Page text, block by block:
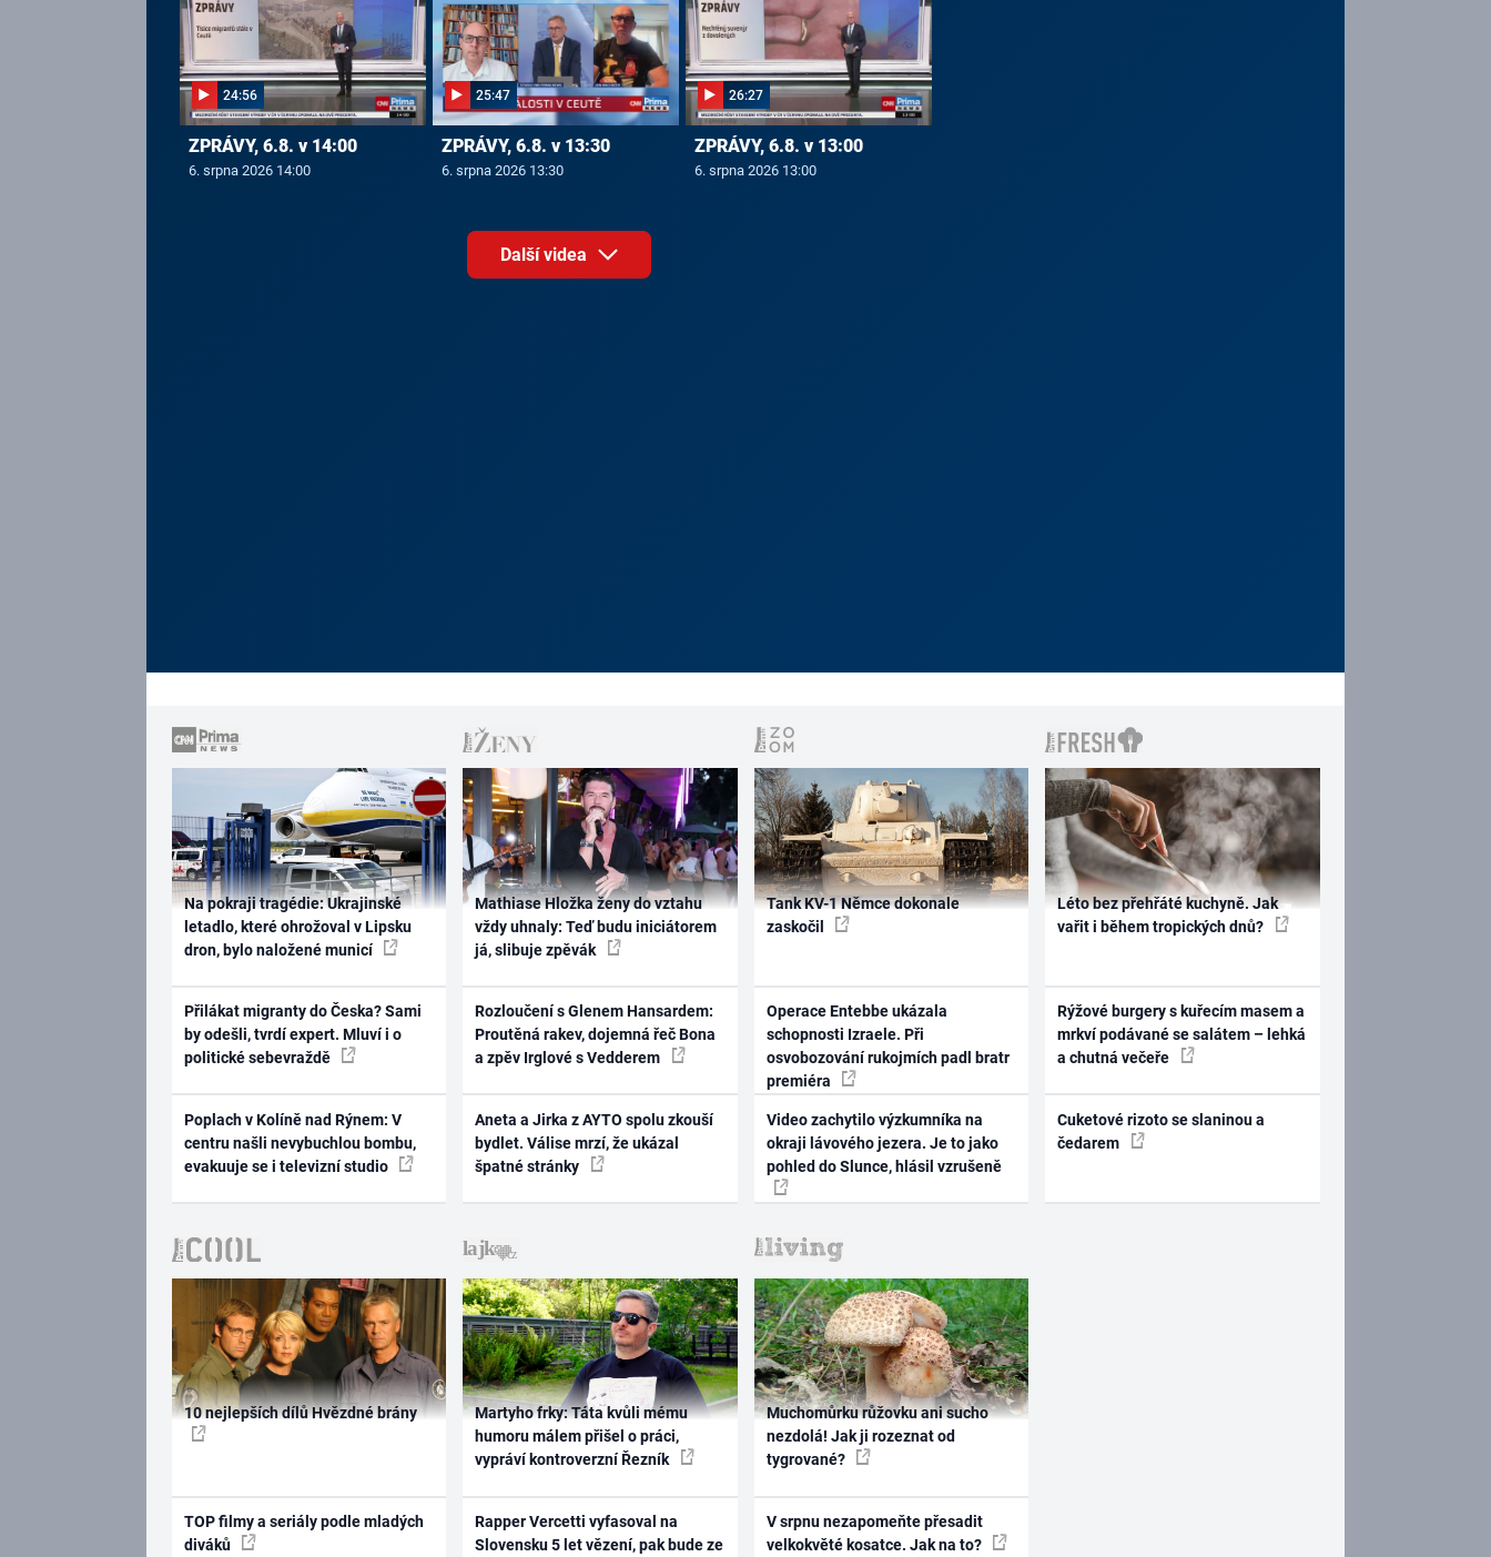
24:56
ZPRÁVY, 6.8. v 14:00
6. srpna 2026 14:00
25:47
ZPRÁVY, 6.8. v 13:30
6. srpna 2026 13:30
26:27
ZPRÁVY, 6.8. v 13:00
6. srpna 2026 13:00
Další videa
Na pokraji tragédie: Ukrajinské
letadlo, které ohrožoval v Lipsku
dron, bylo naložené municí
Přilákat migranty do Česka? Sami
by odešli, tvrdí expert. Mluví i o
politické sebevraždě
Poplach v Kolíně nad Rýnem: V
centru našli nevybuchlou bombu,
evakuuje se i televizní studio
Mathiase Hložka ženy do vztahu
vždy uhnaly: Teď budu iniciátorem
já, slibuje zpěvák
Rozloučení s Glenem Hansardem:
Proutěná rakev, dojemná řeč Bona
a zpěv Irglové s Vedderem
Aneta a Jirka z AYTO spolu zkouší
bydlet. Válise mrzí, že ukázal
špatné stránky
Tank KV-1 Němce dokonale
zaskočil
Operace Entebbe ukázala
schopnosti Izraele. Při
osvobozování rukojmích padl bratr
premiéra
Video zachytilo výzkumníka na
okraji lávového jezera. Je to jako
pohled do Slunce, hlásil vzrušeně
Léto bez přehřáté kuchyně. Jak
vařit i během tropických dnů?
Rýžové burgery s kuřecím masem a
mrkví podávané se salátem – lehká
a chutná večeře
Cuketové rizoto se slaninou a
čedarem
10 nejlepších dílů Hvězdné brány
TOP filmy a seriály podle mladých
diváků
Martyho frky: Táta kvůli mému
humoru málem přišel o práci,
vypráví kontroverzní Řezník
Rapper Vercetti vyfasoval na
Slovensku 5 let vězení, pak bude ze
Muchomůrku růžovku ani sucho
nezdolá! Jak ji rozeznat od
tygrované?
V srpnu nezapomeňte přesadit
velkokvěté kosatce. Jak na to?